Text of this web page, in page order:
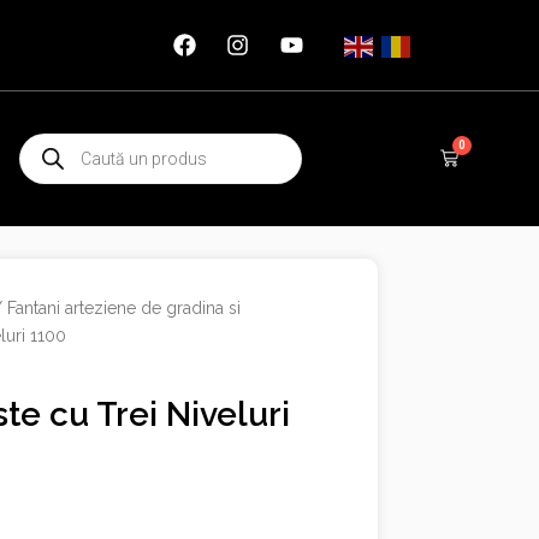
Products
search
0
Cart
Fantani arteziene de gradina si
1100
cu Trei Niveluri